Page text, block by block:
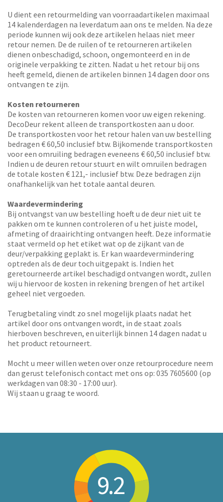
U dient een retourmelding van voorraadartikelen maximaal
14 kalenderdagen na leverdatum aan ons te melden. Na deze
periode kunnen wij ook deze artikelen helaas niet meer
retour nemen. De de ruilen of te retourneren artikelen
dienen onbeschadigd, schoon, ongemonteerd en in de
originele verpakking te zitten. Nadat u het retour bij ons
heeft gemeld, dienen de artikelen binnen 14 dagen door ons
ontvangen te zijn.
Kosten retourneren
De kosten van retourneren komen voor uw eigen rekening.
DecoDeur rekent alleen de transportkosten aan u door.
De transportkosten voor het retour halen van uw bestelling
bedragen € 60,50 inclusief btw. Bijkomende transportkosten
voor een omruiling bedragen eveneens € 60,50 inclusief btw.
Indien u de deuren retour stuurt en wilt omruilen bedragen
de totale kosten € 121,- inclusief btw. Deze bedragen zijn
onafhankelijk van het totale aantal deuren.
Waardevermindering
Bij ontvangst van uw bestelling hoeft u de deur niet uit te
pakken om te kunnen controleren of u het juiste model,
afmeting of draairichting ontvangen heeft. Deze informatie
staat vermeld op het etiket wat op de zijkant van de
deur/verpakking geplakt is. Er kan waardevermindering
optreden als de deur toch uitgepakt is. Indien het
geretourneerde artikel beschadigd ontvangen wordt, zullen
wij u hiervoor de kosten in rekening brengen of het artikel
geheel niet vergoeden.
Terugbetaling vindt zo snel mogelijk plaats nadat het
artikel door ons ontvangen wordt, in de staat zoals
hierboven beschreven, en uiterlijk binnen 14 dagen nadat u
het product retourneert.
Mocht u meer willen weten over onze retourprocedure neem
dan gerust telefonisch contact met ons op: 035 7605600 (op
werkdagen van 08:30 - 17:00 uur).
Wij staan u graag te woord.
9.2